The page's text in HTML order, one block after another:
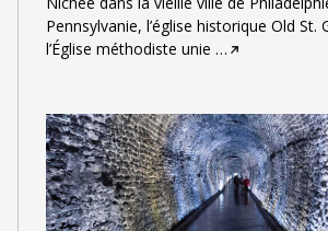
Pennsylvanie, l’église historique Old St.
l’Église méthodiste unie …